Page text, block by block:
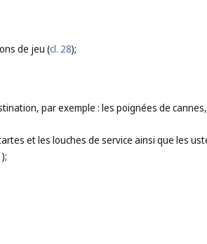
de jeu (cl. 28);
par exemple : les poignées de
et les louches de service ainsi que les
);